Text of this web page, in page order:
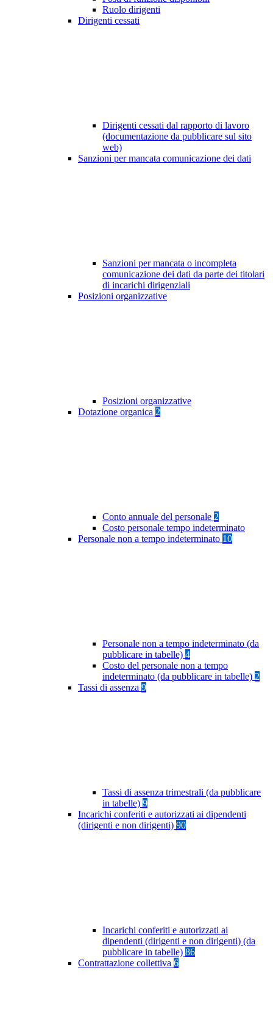
Ruolo dirigenti
Dirigenti cessati
Dirigenti cessati dal rapporto di lavoro
(documentazione da pubblicare sul sito
web)
Sanzioni per mancata comunicazione dei dati
Sanzioni per mancata o incompleta
comunicazione dei dati da parte dei titolari
di incarichi dirigenziali
Posizioni organizzative
Posizioni organizzative
Dotazione organica 2
Conto annuale del personale 2
Costo personale tempo indeterminato
Personale non a tempo indeterminato 10
Personale non a tempo indeterminato (da
pubblicare in tabelle) 4
Costo del personale non a tempo
indeterminato (da pubblicare in tabelle) 2
Tassi di assenza 9
Tassi di assenza trimestrali (da pubblicare
in tabelle) 9
Incarichi conferiti e autorizzati ai dipendenti
(dirigenti e non dirigenti) 90
Incarichi conferiti e autorizzati ai
dipendenti (dirigenti e non dirigenti) (da
pubblicare in tabelle) 86
Contrattazione collettiva 6